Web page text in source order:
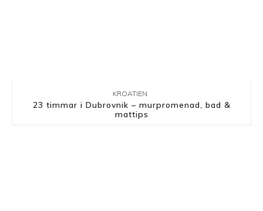
KROATIEN
23 timmar i Dubrovnik – murpromenad, bad &
mattips